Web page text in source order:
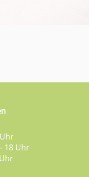
18 Uhr